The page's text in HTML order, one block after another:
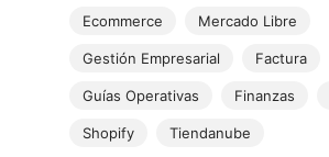
Ecommerce Mercado Libre
Gestión Empresarial Factura
Guías Operativas Finanzas
Shopify Tiendanube